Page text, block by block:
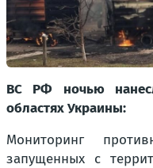
ВС РФ ночью
областях Украины:
Мониторинг
запущенных с